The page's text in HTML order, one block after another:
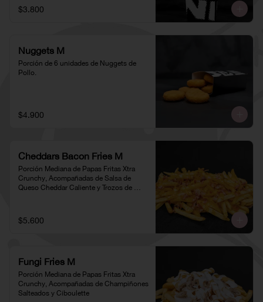
$3.800
Nuggets M
Porción de 6 unidades de Nuggets de
Pollo.
$4.900
Cheddars Bacon Fries M
Porción Mediana de Papas Fritas Xtra
Crunchy, Acompañadas de Salsa de
Queso Cheddar Caliente y Trozos de
$5.600
Fungi Fries M
Porción Mediana de Papas Fritas Xtra
Crunchy, Acompañadas de Champiñones
Salteados y Ciboulette